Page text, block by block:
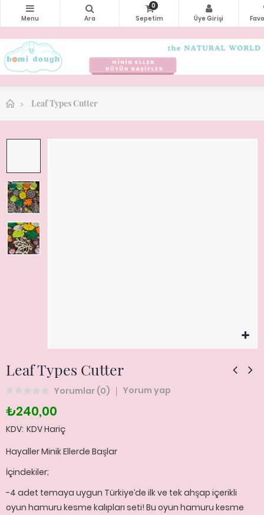
0
Leaf Types Cutter
Leaf Types Cutter
Yorumlar (0) Yorum yap
₺240,00
KDV KDV Hariç
Hayaller Minik Ellerde Başlar
İçindekiler;
-4 adet temaya uygun Türkiye’de ilk ve tek ahşap içerikli
oyun hamuru kesme kalıpları seti! Bu oyun hamuru kesme